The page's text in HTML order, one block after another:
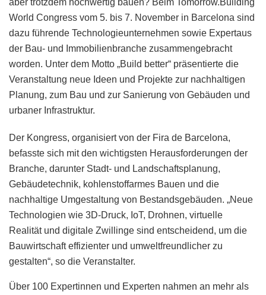
World Congress vom 5. bis 7. November in Barcelona sind
dazu führende Technologieunternehmen sowie Expertaus
der Bau- und Immobilienbranche zusammengebracht
worden. Unter dem Motto „Build better“ präsentierte die
Veranstaltung neue Ideen und Projekte zur nachhaltigen
Planung, zum Bau und zur Sanierung von Gebäuden und
urbaner Infrastruktur.
Der Kongress, organisiert von der Fira de Barcelona,
befasste sich mit den wichtigsten Herausforderungen der
Branche, darunter Stadt- und Landschaftsplanung,
Gebäudetechnik, kohlenstoffarmes Bauen und die
nachhaltige Umgestaltung von Bestandsgebäuden. „Neue
Technologien wie 3D-Druck, IoT, Drohnen, virtuelle
Realität und digitale Zwillinge sind entscheidend, um die
Bauwirtschaft effizienter und umweltfreundlicher zu
gestalten“, so die Veranstalter.
Über 100 Expertinnen und Experten nahmen an mehr als